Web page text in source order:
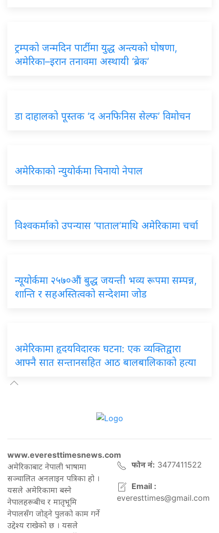
ट्रम्पको जन्मदिन पार्टीमा युद्ध अन्त्यको घोषणा,
अमेरिका–इरान तनावमा अस्थायी ‘ब्रेक’
डा दाहालको पूस्तक ‘द अनफिनिस सेल्फ’ विमोचन
अमेरिकाको न्युयोर्कमा चिनायो नेपाल
विश्वकर्माको उपन्यास ‘पाताल’माथि अमेरिकामा चर्चा
न्यूयोर्कमा २५७०औं बुद्ध जयन्ती भव्य रूपमा सम्पन्न,
शान्ति र सहअस्तित्वको सन्देशमा जोड
अमेरिकामा हृदयविदारक घटना: एक व्यक्तिद्वारा
आफ्नै सात सन्तानसहित आठ बालबालिकाको हत्या
www.everesttimesnews.com
अमेरिकाबाट नेपाली भाषामा
सञ्चालित अनलाइन पत्रिका हो ।
यसले अमेरिकामा बस्ने
नेपालहरूबीच र मातृभूमि
नेपालसँग जोड्ने पुलको काम गर्ने
उद्देश्य राखेको छ । यसले
फोन नं: 3477411522
Email :
everesttimes@gmail.com